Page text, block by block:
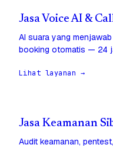
Jasa Voice AI &
AI suara yang
booking otomatis — 24
Lihat layanan →
Jasa Keamanan
Audit keamanan,